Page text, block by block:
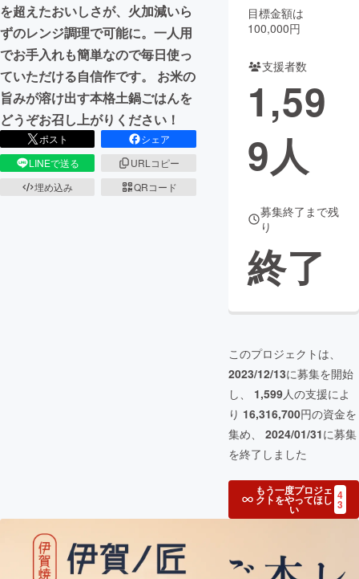
CAMPFIREふるさと納税machi-ya コミュニティ
を超えたおいしさが、火加減いら
ずのレンジ調理で可能に。一人用
でお手入れも簡単なので毎日使っ
ていただける自信作です。 お米の
旨みが溶け出す本格土鍋ごはんを
どうぞお召し上がりください！
ポスト
シェア
LINEで送る
URLコピー
埋め込み
QRコード
目標金額は
100,000円
支援者数
1,59
9人
募集終了まで残
り
終了
このプロジェクトは、
2023/12/13に募集を開始
し、 1,599人の支援によ
り 16,316,700円の資金を
集め、 2024/01/31に募集
を終了しました
もう一度プロジェ
クトをやってほし
い
4
3